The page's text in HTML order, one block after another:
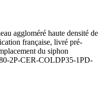
aggloméré haute densité de
française, livré pré-
du siphon
2P-CER-COLDP35-1PD-